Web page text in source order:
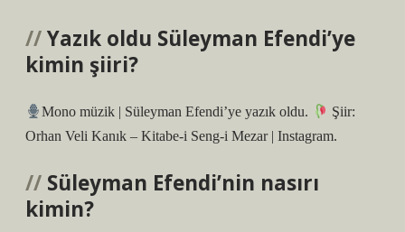
Yazık oldu Süleyman Efendi’ye
kimin şiiri?
Mono müzik | Süleyman Efendi’ye yazık oldu.
Şiir:
Orhan Veli Kanık – Kitabe-i Seng-i Mezar | Instagram.
Süleyman Efendi’nin nasırı
kimin?